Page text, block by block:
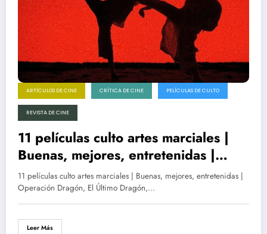
ARTÍCULOS DE CINE CRÍTICA DE CINE PELÍCULAS DE CULTO
REVISTA DE CINE
11 películas culto artes marciales |
Buenas, mejores, entretenidas |
Operación Dragón, El Último
Dragón, Contacto Sangriento, Black
Belt Jones, El Guerrero Americano,
Torrent y más…
11 películas culto artes marciales | Buenas, mejores, entretenidas |
Operación Dragón, El Último Dragón,…
Leer Más